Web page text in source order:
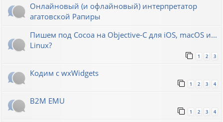
Онлайновый (и офлайновый) интерпретатор
агатовской Рапиры
Пишем под Cocoa на Objective-C для iOS, macOS и...
Linux?
1 2 3
Кодим с wxWidgets
1 2 3 4
B2M EMU
1 2 3 4